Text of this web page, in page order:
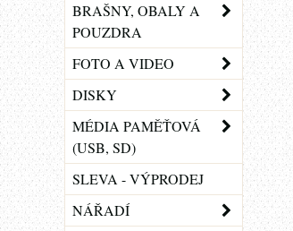
BRAŠNY, OBALY A
POUZDRA
FOTO A VIDEO
DISKY
MÉDIA PAMĚŤOVÁ
(USB, SD)
SLEVA - VÝPRODEJ
NÁŘADÍ